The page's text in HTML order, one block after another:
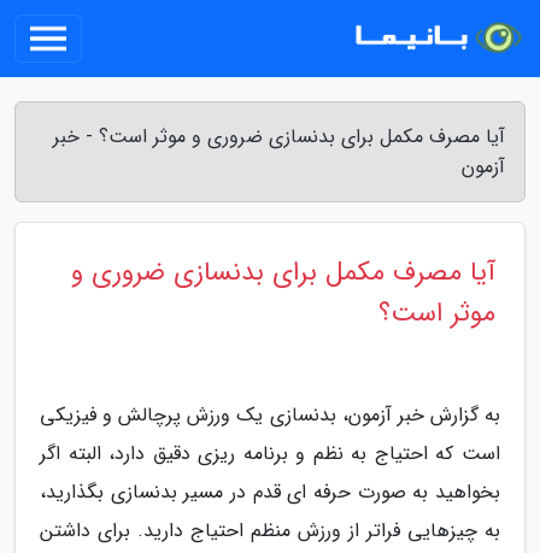
آیا مصرف مکمل برای بدنسازی ضروری و موثر است؟ - خبر
آزمون
آیا مصرف مکمل برای بدنسازی ضروری و
موثر است؟
به گزارش خبر آزمون، بدنسازی یک ورزش پرچالش و فیزیکی
است که احتیاج به نظم و برنامه ریزی دقیق دارد، البته اگر
بخواهید به صورت حرفه ای قدم در مسیر بدنسازی بگذارید،
به چیزهایی فراتر از ورزش منظم احتیاج دارید. برای داشتن